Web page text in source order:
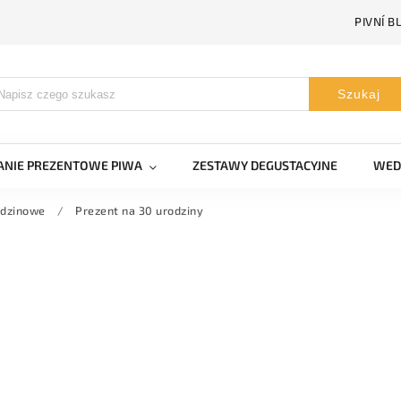
PIVNÍ
Szukaj
PREZENTOWE PIWA ZESTAWY DEGUSTACYJNE
/ Prezent na 30 urodziny